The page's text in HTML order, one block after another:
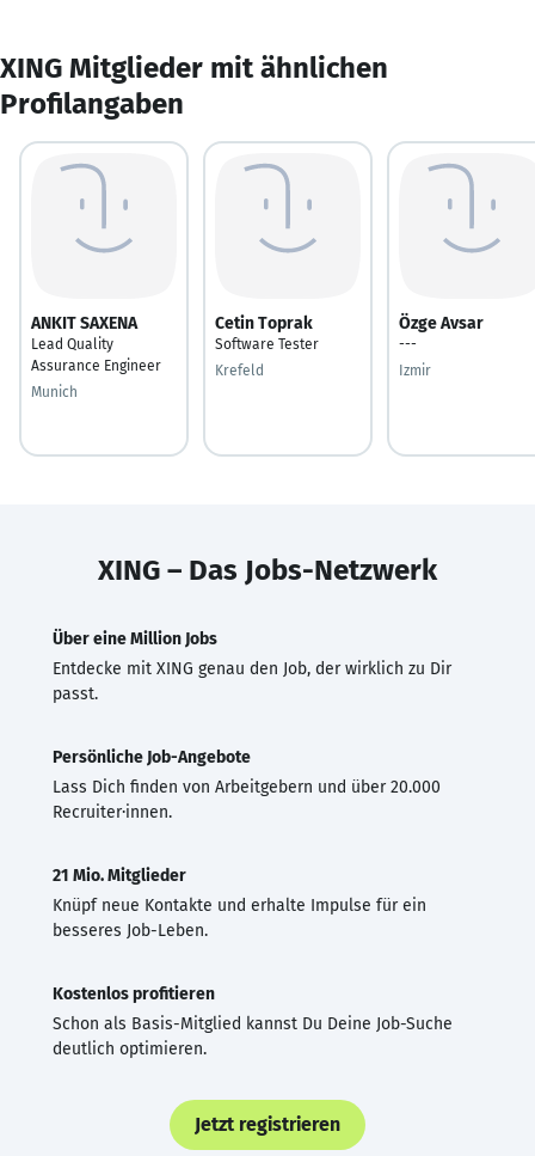
XING Mitglieder mit ähnlichen
Profilangaben
ANKIT SAXENA
Lead Quality
Assurance Engineer
Munich
Cetin Toprak
Software Tester
Krefeld
Özge Avsar
---
Izmir
XING – Das Jobs-Netzwerk
Über eine Million Jobs
Entdecke mit XING genau den Job, der wirklich zu Dir
passt.
Persönliche Job-Angebote
Lass Dich finden von Arbeitgebern und über 20.000
Recruiter·innen.
21 Mio. Mitglieder
Knüpf neue Kontakte und erhalte Impulse für ein
besseres Job-Leben.
Kostenlos profitieren
Schon als Basis-Mitglied kannst Du Deine Job-Suche
deutlich optimieren.
Jetzt registrieren